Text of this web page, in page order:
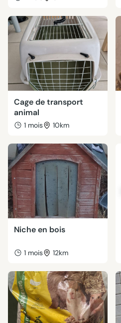
Cage de transport
animal
1 mois 10km
Niche en bois
1 mois 12km